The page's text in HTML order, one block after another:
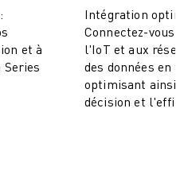
POUR AMÉLIORER
et à
Intégration
Connectez-vous
l'IoT et aux
des données en
optimisant ainsi
décision et